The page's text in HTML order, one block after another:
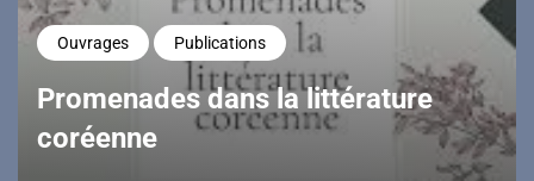
Ouvrages Publications
Promenades dans la littérature
coréenne